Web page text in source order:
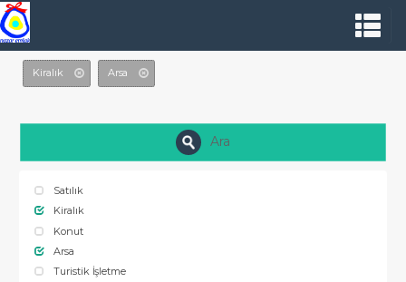
Kiralık Arsa
Ara
Satılık
Kiralık
Konut
Arsa
Turistik İşletme